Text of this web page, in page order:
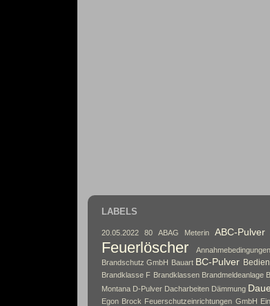
LABELS
20.05.2022 80 ABAG Meterin ABC-Pulver
Feuerlöscher
Annahmebedingungen
Brandschutz GmbH Bauart BC-Pulver
Brandklasse F Brandklassen Brandmeldeanlage
Montana D-Pulver Dacharbeiten Dämmung
Egon Brock Feuerschutzeinrichtungen GmbH